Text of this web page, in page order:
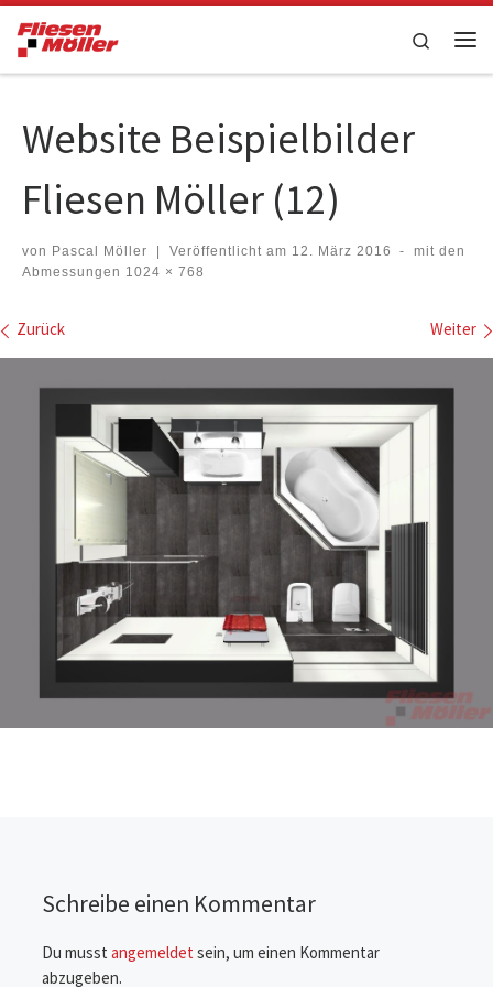
Zum Inhalt springen
Search
Website Beispielbilder
Fliesen Möller (12)
von Pascal Möller Veröffentlicht am 12. März 2016 -
mit den
Abmessungen 1024 × 768
Bilder Navigation
Zurück Weiter
Schreibe einen Kommentar
Du musst angemeldet sein, um einen Kommentar
abzugeben.